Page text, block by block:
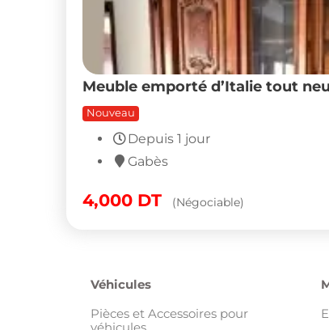
Meuble emporté d’Italie tout
Nouveau
Depuis 1 jour
Gabès
4,000 DT (Négociable)
Véhicules
Pièces et Accessoires pour